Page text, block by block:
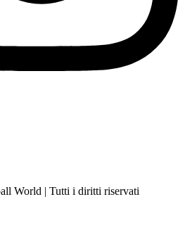
World | Tutti i diritti riservati